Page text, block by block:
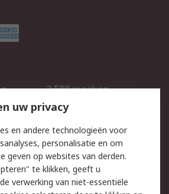
2.500 merken
Inkoopoplossingen
Email veiligheid
uw privacy
en andere technologieën voor
personalisatie en om
geven op websites van derden.
te klikken, geeft u
verwerking van niet-essentiële